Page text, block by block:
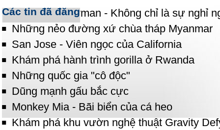
Các tin đã đăng
Quần đảo Cayman - Không chỉ là sự nghỉ
Những nẻo đường xứ chùa tháp Myanmar
San Jose - Viên ngọc của California
Khám phá hành trình gorilla ở Rwanda
Những quốc gia "cô độc"
Dũng mạnh gấu bắc cực
Monkey Mia - Bãi biển của cá heo
Khám phá khu vườn nghệ thuật Gravity